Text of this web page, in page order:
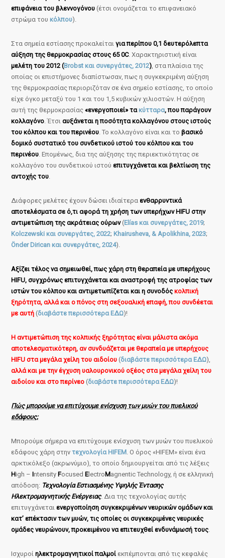
επιφάνεια του βλεννογόνου (έτσι ονομάζεται το επιφανειακό
στρώμα τουκόλπου).
Στα σημεία εστίασης προκαλείταιγια περίπου 0,1 δευτερόλεπτα
αύξηση της θερμοκρασίας στους 65 0C. Χαρακτηριστική είναι
μελέτη του 2012 (Brobst και συνεργάτες, 2012) , στα πλαίσια της
οποίας οι επιστήμονες διαπίστωσαν, πως η συγκεκριμένη αύξηση
της θερμοκρασίας περιοριζόταν σε ένα σημείο εστίασης, το οποίο
είχε όγκο μεταξύ του 1 και του 1,5 κυβικών χιλιοστών. Η αύξηση
αυτή της θερμοκρασίας«ενεργοποιεί» τακύτταρα, που παράγουν
κολλαγόνο . Έτσιαυξάνεται η ποσότητα κολλαγόνου στους ιστούς
του κόλπου και του περινέου . Το κολλαγόνο είναι και τοβασικό
δομικό συστατικό του συνδετικού ιστού του κόλπου και του
περινέου . Επομένως, δια της αύξησης της περιεκτικότητας σε
κολλαγόνο του συνδετικού ιστούεπιτυγχάνεται και βελτίωση της
αντοχής του
Διάφορες μελέτες έχουν δώσει ιδιαίτεραενθαρρυντικά
αποτελέσματα σε ό,τι αφορά τη χρήση των υπερήχων HIFU στην
αντιμετώπιση της ακράτειας ούρων(Elías και συνεργάτες, 2019;
Kolczewski και συνεργάτες, 2022; Khairusheva, & Apolikhina, 2023;
Önder Dirican και συνεργάτες, 2024).
Αξίζει τέλος να σημειωθεί, πως χάρη στη θεραπεία με υπερήχους
HIFU, συγχρόνως επιτυγχάνεται και αναστροφή της ατροφίας των
ιστών του κόλπου και αντιμετωπίζεται και η συνοδόςκολπική
ξηρότητα, αλλά και ο πόνος στη σεξουαλική επαφή, που συνδέεται
με αυτή (διαβάστε περισσότερα ΕΔΩ)!
Η αντιμετώπιση της κολπικής ξηρότητας είναι μάλιστα ακόμα
αποτελεσματικότερη, αν συνδυάζεται με θεραπεία με υπερήχους
HIFU στα μεγάλα χείλη του αιδοίου (διαβάστε περισσότερα ΕΔΩ),
αλλά και με την έγχυση υαλουρονικού οξέος στα μεγάλα χείλη του
αιδοίου και στο περίνεο (διαβάστε περισσότερα ΕΔΩ)!
Πώς μπορούμε να επιτύχουμε ενίσχυση των μυών του πυελικού
εδάφους;
Μπορούμε σήμερα να επιτύχουμε ενίσχυση των μυών του πυελικού
εδάφους χάρη στηντεχνολογία HIFEM . Ο όρος «HIFEM» είναι ένα
αρκτικόλεξο (ακρωνύμιο), το οποίο δημιουργείται από τις λέξεις
High – Intensity Focused E lectro Magnentic Technology, ή σε ελληνική
απόδοση: Τεχνολογία Εστιασμένης Υψηλής Έντασης
Ηλεκτρομαγνητικής Ενέργειας. Δια της τεχνολογίας αυτής
επιτυγχάνεταιενεργοποίηση συγκεκριμένων νευρικών ομάδων και
κατ’ επέκτασιν των μυών, τις οποίες οι συγκεκριμένες νευρικές
ομάδες νευρώνουν, προκειμένου να επιτευχθεί ενδυνάμωσή τους
Ισχυροίηλεκτρομαγνητικοί παλμοί εκπέμπονται από τις κεφαλές